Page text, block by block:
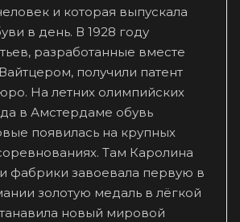
и которая выпускала
в день. В 1928 году
разработанные вместе
получили патент
На летних олимпийских
в Амстердаме обувь
появилась на крупных
Там Каролина
фабрики завоевала первую в
золотую медаль в лёгкой
новый мировой